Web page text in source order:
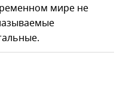
мире не